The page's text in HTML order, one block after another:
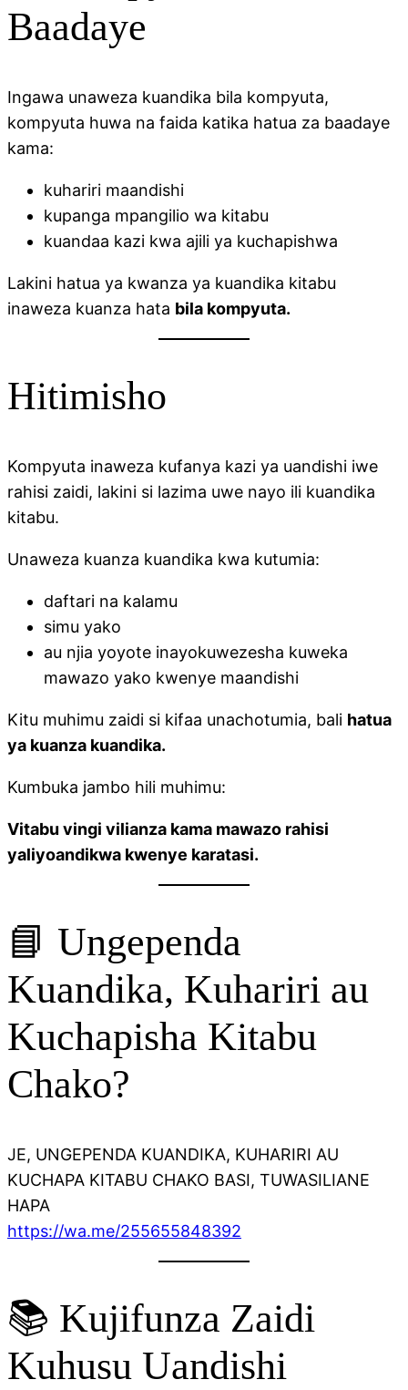
Baadaye
Ingawa unaweza kuandika bila kompyuta,
kompyuta huwa na faida katika hatua za baadaye
kama:
kuhariri maandishi
kupanga mpangilio wa kitabu
kuandaa kazi kwa ajili ya kuchapishwa
Lakini hatua ya kwanza ya kuandika kitabu
inaweza kuanza hata bila kompyuta.
Hitimisho
Kompyuta inaweza kufanya kazi ya uandishi iwe
rahisi zaidi, lakini si lazima uwe nayo ili kuandika
kitabu.
Unaweza kuanza kuandika kwa kutumia:
daftari na kalamu
simu yako
au njia yoyote inayokuwezesha kuweka
mawazo yako kwenye maandishi
Kitu muhimu zaidi si kifaa unachotumia, bali hatua
ya kuanza kuandika.
Kumbuka jambo hili muhimu:
Vitabu vingi vilianza kama mawazo rahisi
yaliyoandikwa kwenye karatasi.
📘 Ungependa
Kuandika, Kuhariri au
Kuchapisha Kitabu
Chako?
JE, UNGEPENDA KUANDIKA, KUHARIRI AU
KUCHAPA KITABU CHAKO BASI, TUWASILIANE
HAPA
https://wa.me/255655848392
📚 Kujifunza Zaidi
Kuhusu Uandishi